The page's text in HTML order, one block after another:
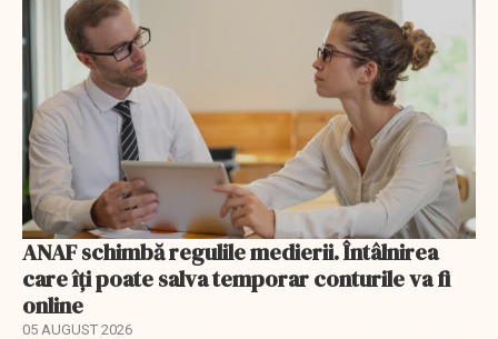
ANAF schimbă regulile medierii. Întâlnirea
care îți poate salva temporar conturile va fi
online
05 AUGUST 2026